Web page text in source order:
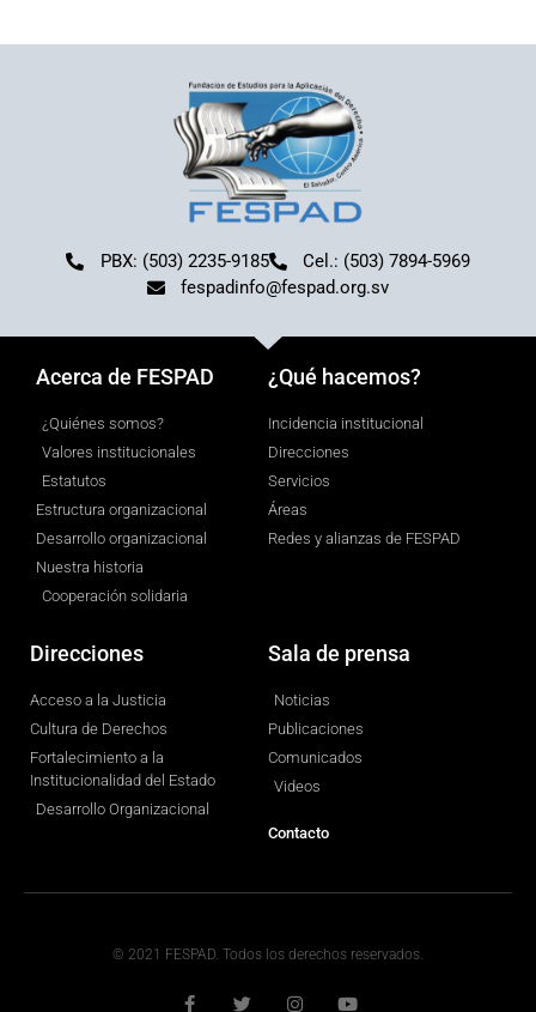
PBX: (503) 2235-9185
Cel.: (503) 7894-5969
fespadinfo@fespad.org.sv
Acerca de FESPAD
¿Quiénes somos?
Valores institucionales
Estatutos
Estructura organizacional
Desarrollo organizacional
Nuestra historia
Cooperación solidaria
¿Qué hacemos?
Incidencia institucional
Direcciones
Servicios
Áreas
Redes y alianzas de FESPAD
Direcciones
Acceso a la Justicia
Cultura de Derechos
Fortalecimiento a la
Institucionalidad del Estado
Desarrollo Organizacional
Sala de prensa
Noticias
Publicaciones
Comunicados
Videos
Contacto
© 2021 FESPAD. Todos los derechos reservados.